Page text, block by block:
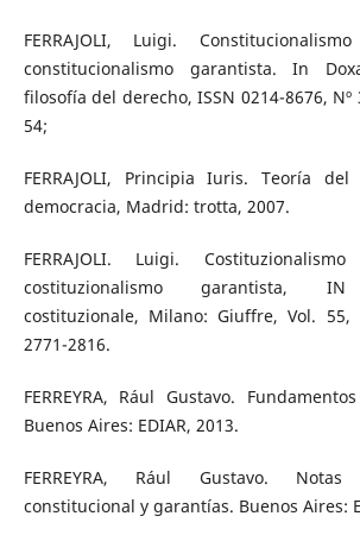
FERRAJOLI, Luigi.
constitucionalismo garantista. In
filosofía del derecho, ISSN 0214-8676, Nº
54;
FERRAJOLI, Principia Iuris. Teoría
democracia, Madrid: trotta, 2007.
FERRAJOLI. Luigi.
costituzionalismo garantista, IN
costituzionale, Milano: Giuffre, Vol. 55,
2771-2816.
FERREYRA, Rául Gustavo.
Buenos Aires: EDIAR, 2013.
FERREYRA, Rául Gustavo.
constitucional y garantías. Buenos Aires: